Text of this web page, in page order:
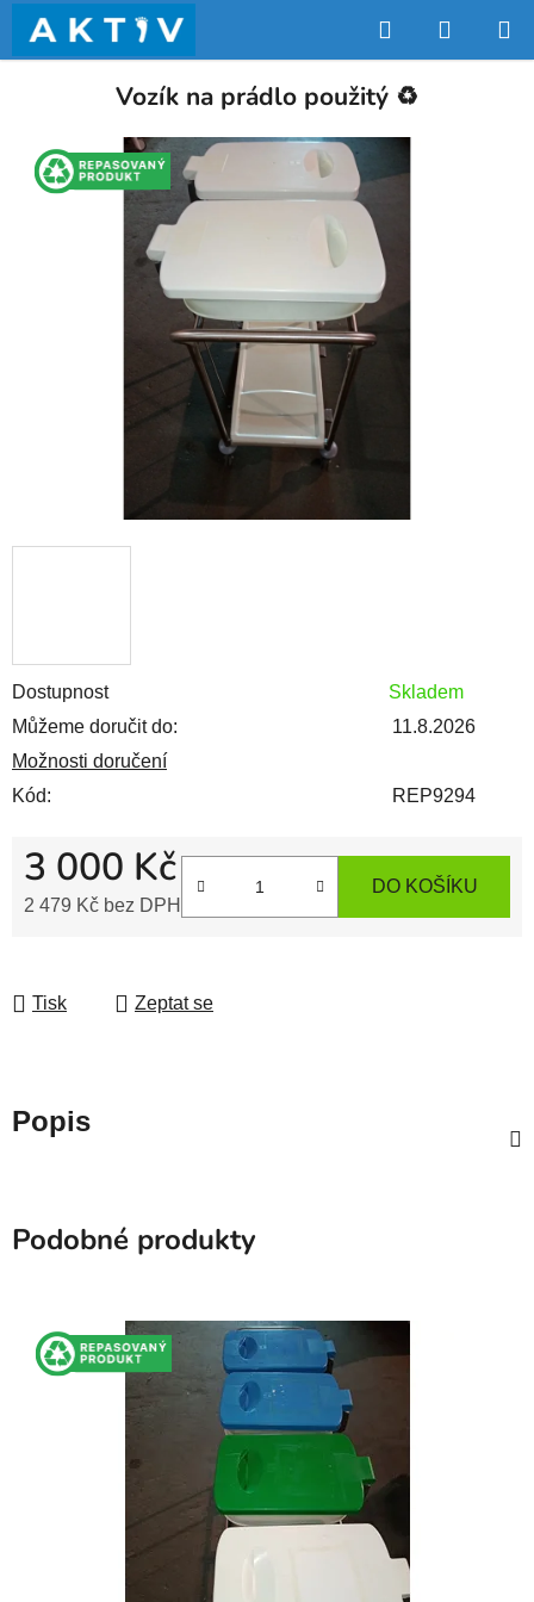
obsah
Hledat
KOŠÍK
Dostupnost
Skladem
Můžeme doručit do:
11.8.2026
Možnosti doručení
Kód:
REP9294
3 000 Kč
2 479 Kč bez DPH
DO KOŠÍKU
Tisk Zeptat se
Vozík na prádlo použitý ♻️
Popis
Podobné produkty